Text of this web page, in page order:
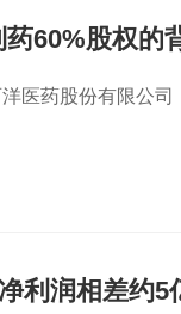
60%股权的
医药股份有限公司
利润相差约5